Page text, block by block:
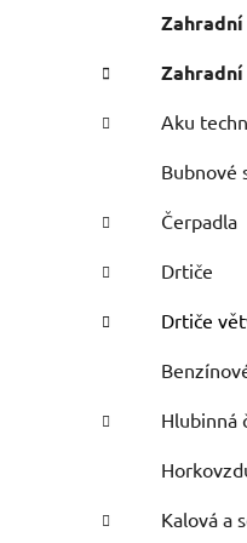
Aku
Bubnové
Čerpadla
Drtiče
Drtiče
Hlubinná
Kalová a